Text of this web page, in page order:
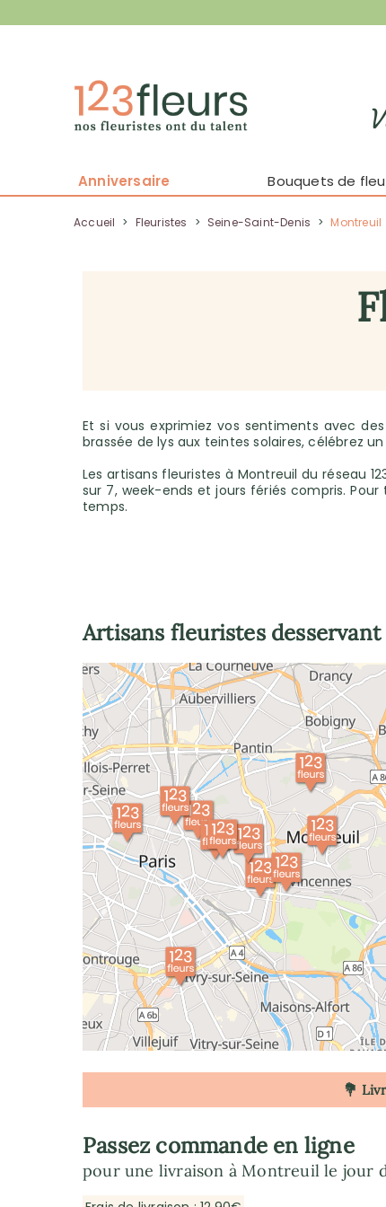
Anniversaire Bouquets de
Accueil > Fleuristes > Seine-Saint-Denis > Montreuil
Et si vous exprimiez vos sentiments avec
brassée de lys aux teintes solaires, célébrez
Les artisans fleuristes à Montreuil du réseau
sur 7, week-ends et jours fériés compris.
temps.
Artisans fleuristes desservant
💐
Passez commande en ligne
pour une livraison à Montreuil le jour